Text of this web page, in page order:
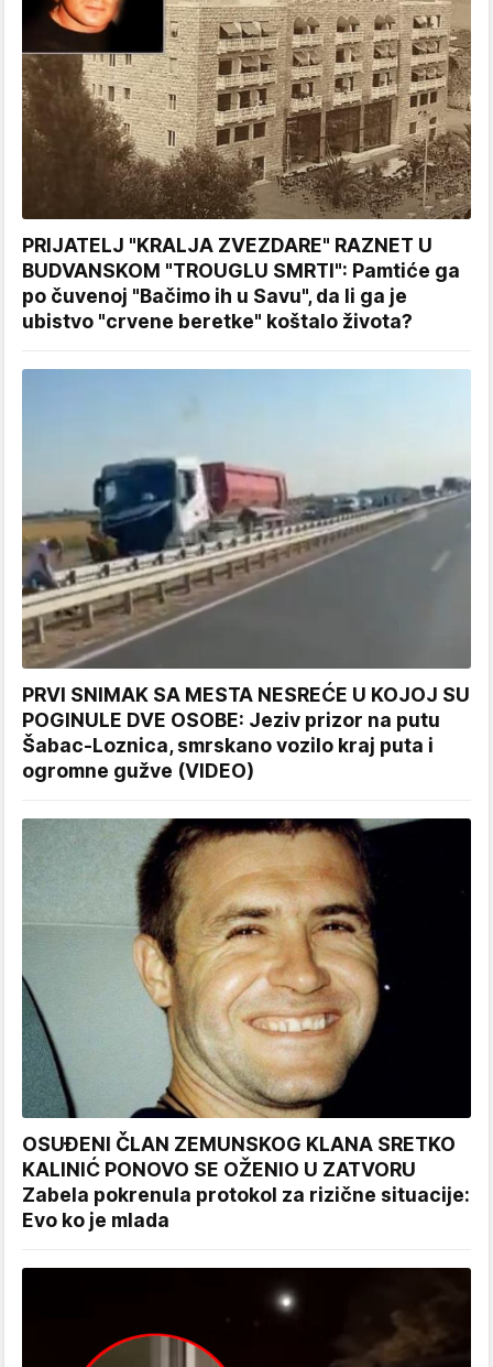
PRIJATELJ "KRALJA ZVEZDARE" RAZNET U
BUDVANSKOM "TROUGLU SMRTI": Pamtiće ga
po čuvenoj "Bačimo ih u Savu", da li ga je
ubistvo "crvene beretke" koštalo života?
PRVI SNIMAK SA MESTA NESREĆE U KOJOJ SU
POGINULE DVE OSOBE: Jeziv prizor na putu
Šabac-Loznica, smrskano vozilo kraj puta i
ogromne gužve (VIDEO)
OSUĐENI ČLAN ZEMUNSKOG KLANA SRETKO
KALINIĆ PONOVO SE OŽENIO U ZATVORU
Zabela pokrenula protokol za rizične situacije:
Evo ko je mlada